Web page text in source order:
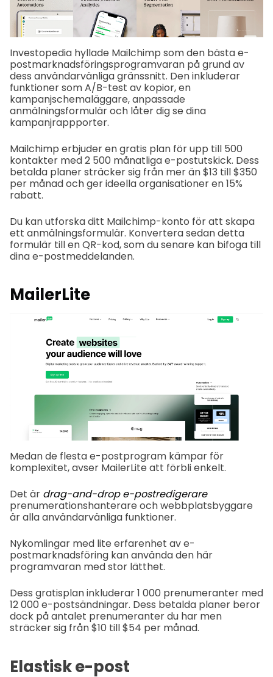
Investopedia hyllade Mailchimp som den bästa e-
postmarknadsföringsprogramvaran på grund av
dess användarvänliga gränssnitt. Den inkluderar
funktioner som A/B-test av kopior, en
kampanjschemaläggare, anpassade
anmälningsformulär och låter dig se dina
kampanjrappporter.
Mailchimp erbjuder en gratis plan för upp till 500
kontakter med 2 500 månatliga e-postutskick. Dess
betalda planer sträcker sig från mer än $13 till $350
per månad och ger ideella organisationer en 15%
rabatt.
Du kan utforska ditt Mailchimp-konto för att skapa
ett anmälningsformulär. Konvertera sedan detta
formulär till en QR-kod, som du senare kan bifoga till
dina e-postmeddelanden.
MailerLite
Medan de flesta e-postprogram kämpar för
komplexitet, avser MailerLite att förbli enkelt.
Det är drag-and-drop e-postredigerare
prenumerationshanterare och webbplatsbyggare
är alla användarvänliga funktioner.
Nykomlingar med lite erfarenhet av e-
postmarknadsföring kan använda den här
programvaran med stor lätthet.
Dess gratisplan inkluderar 1 000 prenumeranter med
12 000 e-postsändningar. Dess betalda planer beror
dock på antalet prenumeranter du har men
sträcker sig från $10 till $54 per månad.
Elastisk e-post